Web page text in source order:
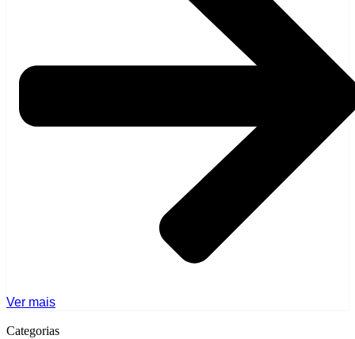
Ver mais
Categorias